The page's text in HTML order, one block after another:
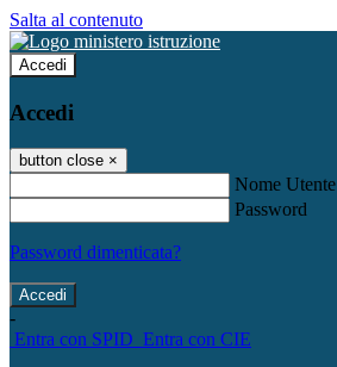
Salta al contenuto
Accedi
Accedi
button close ×
Nome Utente
Password
Password dimenticata?
-
Entra con SPID Entra con CIE